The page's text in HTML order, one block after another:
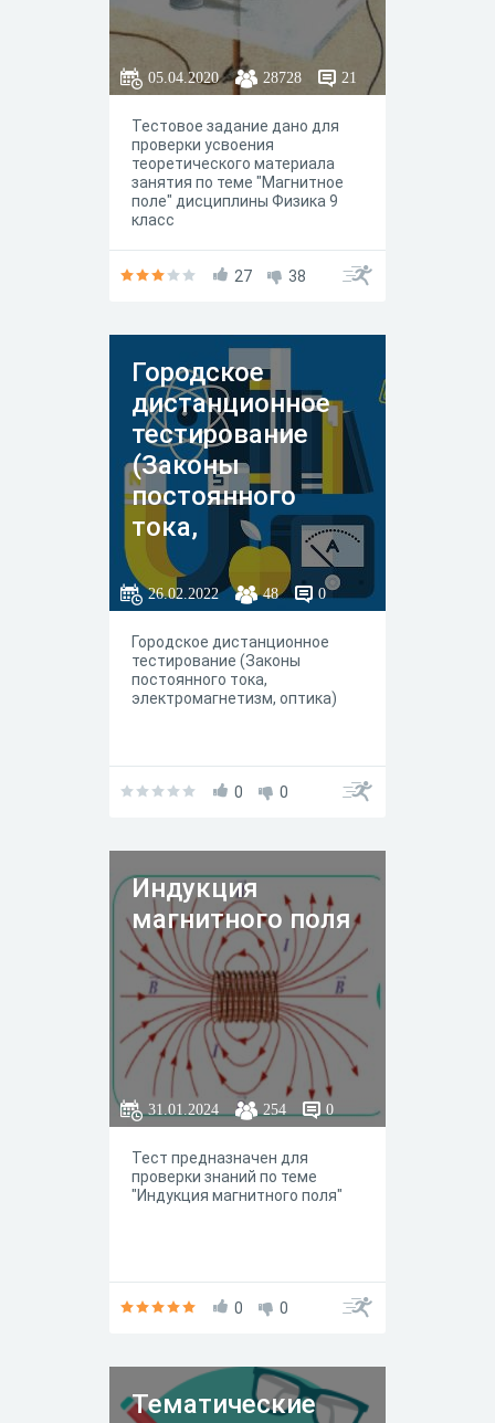
05.04.2020 28728 21
Тестовое задание дано для
проверки усвоения
теоретического материала
занятия по теме "Магнитное
поле" дисциплины Физика 9
класс
27 38
Городское
дистанционное
тестирование
(Законы
постоянного
тока,
электромагнетиз
м, оптика)
26.02.2022 48 0
Городское дистанционное
тестирование (Законы
постоянного тока,
электромагнетизм, оптика)
0 0
Индукция
магнитного поля
31.01.2024 254 0
Тест предназначен для
проверки знаний по теме
"Индукция магнитного поля"
0 0
Тематические